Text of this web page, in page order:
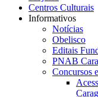
Centros Culturais
Informativos
Notícias
Obelisco
Editais
PNAB
Concursos